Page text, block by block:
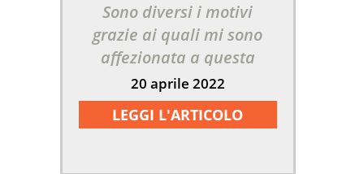
Sono diversi i motivi
grazie ai quali mi sono
affezionata a questa
serie.
20 aprile 2022
LEGGI L'ARTICOLO